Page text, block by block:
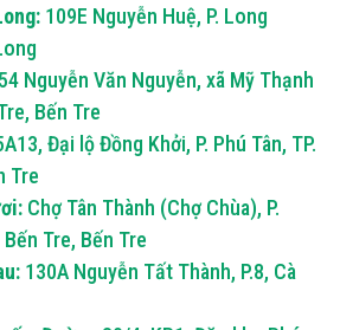
109E Nguyễn Huệ, P. Long
Nguyễn Văn Nguyễn, xã Mỹ Thạnh
Bến Tre
Đại lộ Đồng Khởi, P. Phú Tân, TP.
Tre
Chợ Tân Thành (Chợ Chùa), P.
Bến Tre, Bến Tre
130A Nguyễn Tất Thành, P.8, Cà